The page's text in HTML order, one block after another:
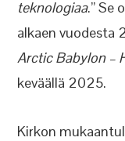
teknologiaa.” Se
alkaen vuodesta
Arctic Babylon –
keväällä 2025.
Kirkon